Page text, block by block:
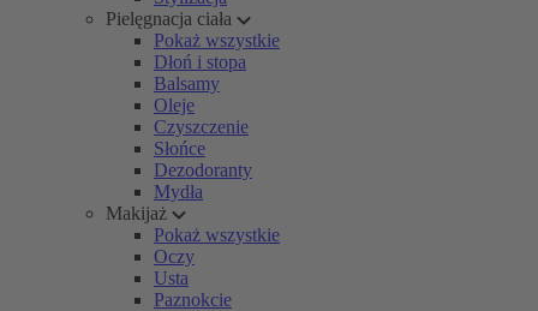
Pielęgnacja ciała
Pokaż wszystkie
Dłoń i stopa
Balsamy
Oleje
Czyszczenie
Słońce
Dezodoranty
Mydła
Makijaż
Pokaż wszystkie
Oczy
Usta
Paznokcie